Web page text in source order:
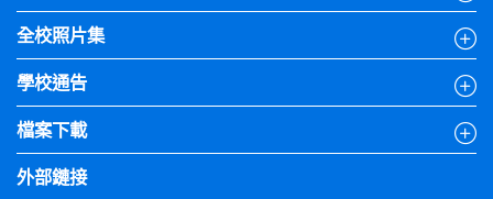
全校照片集
學校通告
檔案下載
外部鏈接